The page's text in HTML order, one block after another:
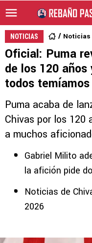
NOTICIAS Noticias
Oficial: Puma
de los 120
todos temíamos
Puma acaba de
Chivas por los 120
a muchos
Gabriel Milito
la afición pide
Noticias de
2026